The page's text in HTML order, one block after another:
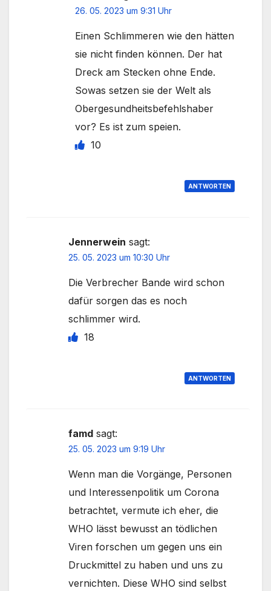
26. 05. 2023 um 9:31 Uhr
Einen Schlimmeren wie den hätten
sie nicht finden können. Der hat
Dreck am Stecken ohne Ende.
Sowas setzen sie der Welt als
Obergesundheitsbefehlshaber
vor? Es ist zum speien.
10
ANTWORTEN
Jennerwein sagt:
25. 05. 2023 um 10:30 Uhr
Die Verbrecher Bande wird schon
dafür sorgen das es noch
schlimmer wird.
18
ANTWORTEN
famd sagt:
25. 05. 2023 um 9:19 Uhr
Wenn man die Vorgänge, Personen
und Interessenpolitik um Corona
betrachtet, vermute ich eher, die
WHO lässt bewusst an tödlichen
Viren forschen um gegen uns ein
Druckmittel zu haben und uns zu
vernichten. Diese WHO sind selbst